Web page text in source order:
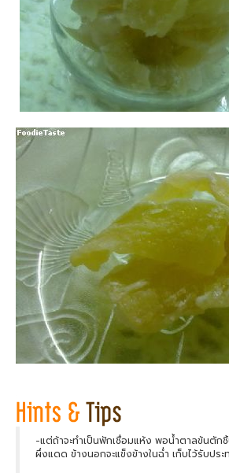
-แต่ถ้าจะทำเป็นฟักเชื่อมแห้ง พอน้ำตาลข้นตัก
ผึ่งแดด ข้างนอกจะแข็งข้างในฉ่ำ เก็บไว้รับประ